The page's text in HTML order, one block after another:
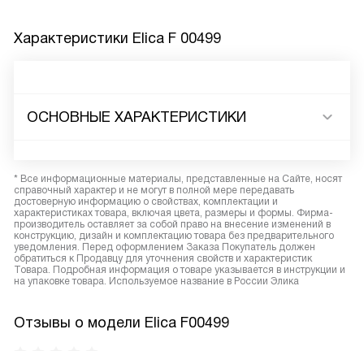
Характеристики Elica F 00499
ОСНОВНЫЕ ХАРАКТЕРИСТИКИ
* Все информационные материалы, представленные на Сайте, носят
справочный характер и не могут в полной мере передавать
достоверную информацию о свойствах, комплектации и
характеристиках товара, включая цвета, размеры и формы. Фирма-
производитель оставляет за собой право на внесение изменений в
конструкцию, дизайн и комплектацию товара без предварительного
уведомления. Перед оформлением Заказа Покупатель должен
обратиться к Продавцу для уточнения свойств и характеристик
Товара. Подробная информация о товаре указывается в инструкции и
на упаковке товара. Используемое название в России Элика
Отзывы о модели Elica F00499